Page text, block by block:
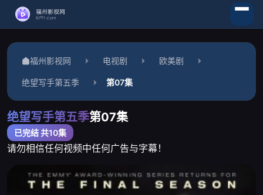
福州影视网 电视剧 欧美剧
绝望写手第五季 第07集
绝望写手第五季第07集
已完结 共10集
请勿相信任何视频中任何广告与字幕！